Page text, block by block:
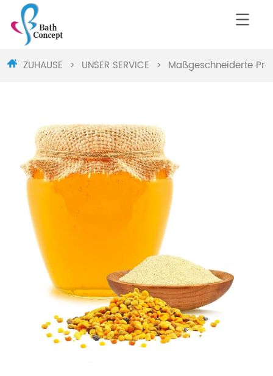
ZUHAUSE > UNSER SERVICE > Maßgeschneiderte